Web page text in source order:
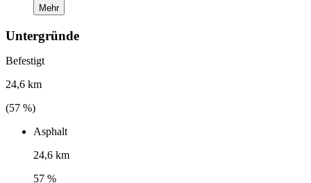
Mehr
Untergründe
Befestigt
24,6 km
(57 %)
Asphalt
24,6 km
57 %